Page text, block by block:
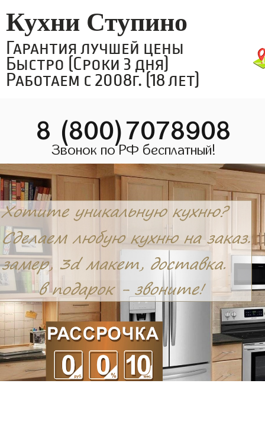
Кухни Ступино
Гарантия лучшей цены
Быстро (Сроки 3 дня)
Работаем с 2008г. (18 лет)
8 (800)7078908
Звонок по РФ бесплатный!